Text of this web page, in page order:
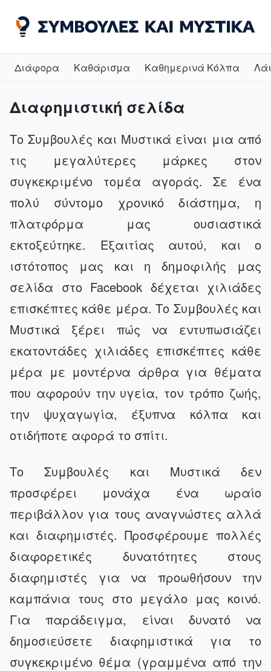
Διάφορα Καθάρισμα Καθημερινά Κόλπα
Διαφημιστική σελίδα
Το Συμβουλές και Μυστικά είναι μια από
τις μεγαλύτερες μάρκες στον
συγκεκριμένο τομέα αγοράς. Σε ένα
πολύ σύντομο χρονικό διάστημα, η
πλατφόρμα μας ουσιαστικά
εκτοξεύτηκε. Εξαιτίας αυτού, και ο
ιστότοπος μας και η δημοφιλής μας
σελίδα στο Facebook δέχεται χιλιάδες
επισκέπτες κάθε μέρα. Το Συμβουλές και
Μυστικά ξέρει πώς να εντυπωσιάζει
εκατοντάδες χιλιάδες επισκέπτες κάθε
μέρα με μοντέρνα άρθρα για θέματα
που αφορούν την υγεία, τον τρόπο ζωής,
την ψυχαγωγία, έξυπνα κόλπα και
οτιδήποτε αφορά το σπίτι.
Το Συμβουλές και Μυστικά δεν
προσφέρει μονάχα ένα ωραίο
περιβάλλον για τους αναγνώστες αλλά
και διαφημιστές. Προσφέρουμε πολλές
διαφορετικές δυνατότητες στους
διαφημιστές για να προωθήσουν την
καμπάνια τους στο μεγάλο μας κοινό.
Για παράδειγμα, είναι δυνατό να
δημοσιεύσετε διαφημιστικά για το
συγκεκριμένο θέμα (γραμμένα από την